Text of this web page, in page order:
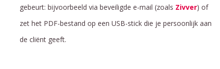
gebeurt: bijvoorbeeld via beveiligde e-mail (zoals Zivver) of
zet het PDF-bestand op een USB-stick die je persoonlijk aan
de cliënt geeft.